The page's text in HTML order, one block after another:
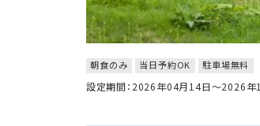
朝食のみ 当日予約OK 駐車場無料
設定期間：2026年04月14日～2026